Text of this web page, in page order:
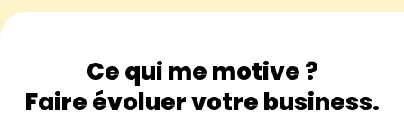
Ce qui me motive ?
Faire évoluer votre business.